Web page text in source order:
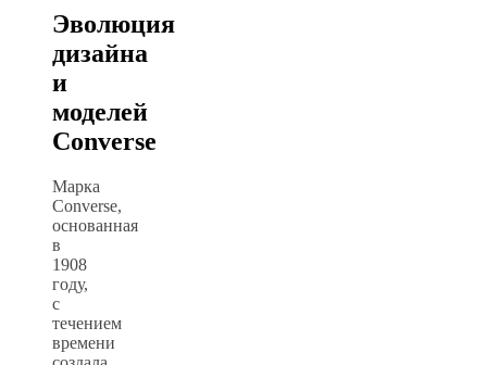
Эволюция
дизайна
и
моделей
Converse
Марка
Converse,
основанная
в
1908
году,
с
течением
времени